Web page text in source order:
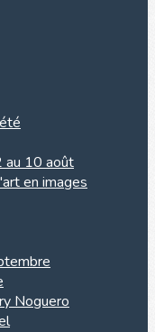
10 août
en images
Noguero